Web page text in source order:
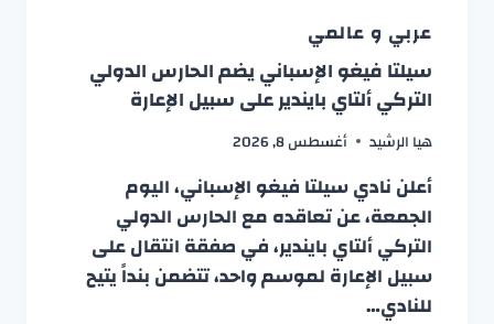
عربي و عالمي
سيلتا فيغو الإسباني يضم الحارس الدولي
التركي ألتاي بايندير على سبيل الإعارة
هيا الرشيد أغسطس 8, 2026
أعلن نادي سيلتا فيغو الإسباني، اليوم
الجمعة، عن تعاقده مع الحارس الدولي
التركي ألتاي بايندير، في صفقة انتقال على
سبيل الإعارة لموسم واحد، تتضمن بنداً يتيح
للنادي…